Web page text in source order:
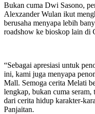
Bukan cuma Dwi Sasono,
Alexzander Wulan ikut
berusaha menyapa lebih
roadshow ke bioskop lain
“Sebagai apresiasi untuk
ini, kami juga menyapa
Mall. Semoga cerita Melati
lengkap, bukan cuma
dari cerita hidup karakter-
Panjaitan.